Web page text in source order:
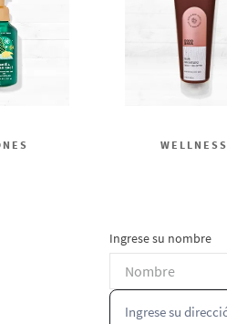
WELLNESS
Ingrese su nombre